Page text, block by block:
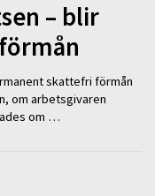
– blir
skattefri förmån
om arbetsgivaren
om …